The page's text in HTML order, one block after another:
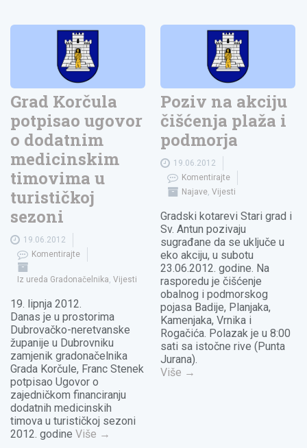
Grad Korčula
potpisao ugovor
o dodatnim
medicinskim
timovima u
turističkoj
sezoni
19.06.2012
Komentirajte
Iz ureda Gradonačelnika Vijesti
19. lipnja 2012.
Danas je u prostorima
Dubrovačko-neretvanske
županije u Dubrovniku
zamjenik gradonačelnika
Grada Korčule, Franc Stenek
potpisao Ugovor o
zajedničkom financiranju
dodatnih medicinskih
timova u turističkoj sezoni
2012. godine Više →
Poziv na akciju
čišćenja plaža i
podmorja
19.06.2012
Komentirajte
Najave ,Vijesti
Gradski kotarevi Stari grad i
Sv. Antun pozivaju
sugrađane da se uključe u
eko akciju, u subotu
23.06.2012. godine. Na
rasporedu je čišćenje
obalnog i podmorskog
pojasa Badije, Planjaka,
Kamenjaka, Vrnika i
Rogačića. Polazak je u 8:00
sati sa istočne rive (Punta
Jurana).
Više →